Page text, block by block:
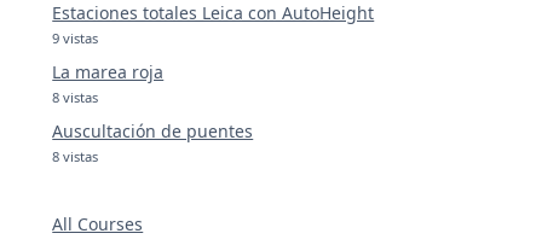
Estaciones totales Leica con AutoHeight
9 vistas
La marea roja
8 vistas
Auscultación de puentes
8 vistas
All Courses